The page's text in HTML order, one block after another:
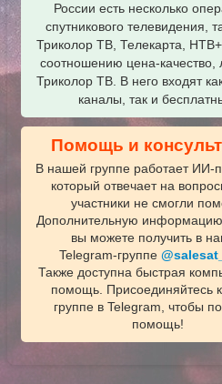
России есть несколько
спутникового телевидения,
Триколор ТВ, Телекарта,
соотношению цена-качество,
Триколор ТВ. В него входят
каналы, так и
Помощь и
В нашей группе работает
который отвечает на
участники не смогли
Дополнительную информацию
вы можете получить в
Telegram‑группе
Также доступна быстрая
помощь. Присоединяйтесь
группе в Telegram, чтобы
помощь!